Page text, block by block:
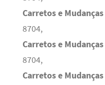
Carretos e Mudanças
8704,
Carretos e Mudanças
8704,
Carretos e Mudanças